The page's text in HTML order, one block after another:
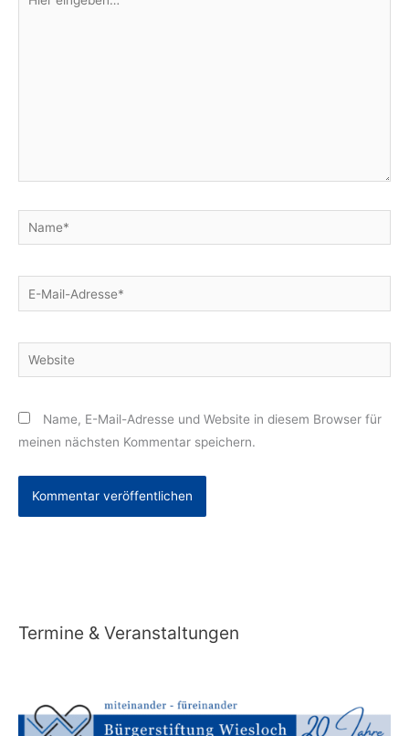
eingeben…
Name*
E-
Mail-
Website
Name, E-Mail-Adresse und Website in diesem Browser für
meinen nächsten Kommentar speichern.
Termine & Veranstaltungen